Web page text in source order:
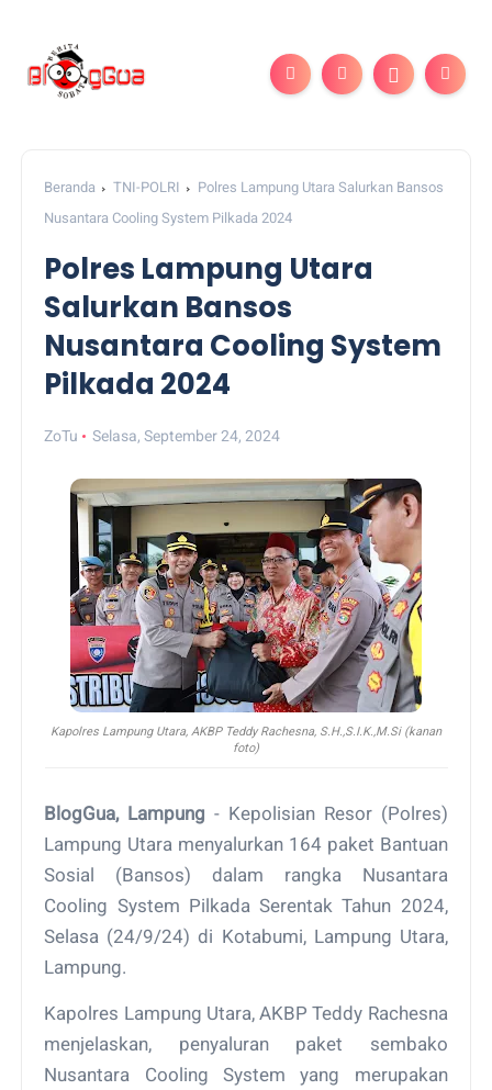
Beranda TNI-POLRI
Polres Lampung Utara Salurkan Bansos
Nusantara Cooling System Pilkada 2024
Polres Lampung Utara
Salurkan Bansos
Nusantara Cooling System
Pilkada 2024
ZoTu Selasa, September 24, 2024
Kapolres Lampung Utara, AKBP Teddy Rachesna, S.H.,S.I.K.,M.Si (kanan
foto)
BlogGua, Lampung - Kepolisian Resor (Polres)
Lampung Utara menyalurkan 164 paket Bantuan
Sosial (Bansos) dalam rangka Nusantara
Cooling System Pilkada Serentak Tahun 2024,
Selasa (24/9/24) di Kotabumi, Lampung Utara,
Lampung.
Kapolres Lampung Utara, AKBP Teddy Rachesna
menjelaskan, penyaluran paket sembako
Nusantara Cooling System yang merupakan